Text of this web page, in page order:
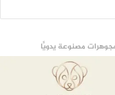
مصنوعة يدويًّا